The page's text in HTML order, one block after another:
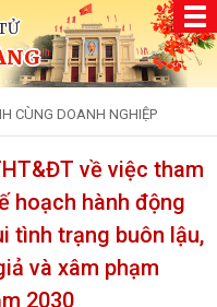
CÙNG DOANH NGHIỆP
về việc tham
hoạch hành động
tình trạng buôn lậu,
và xâm phạm
2030